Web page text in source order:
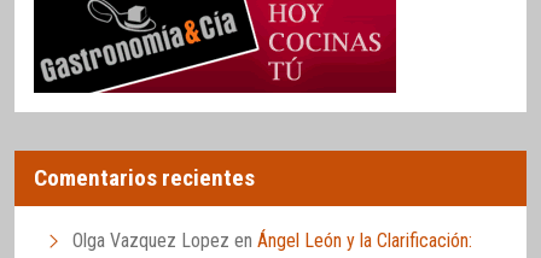
Comentarios recientes
Olga Vazquez Lopez en Ángel León y la Clarificación: